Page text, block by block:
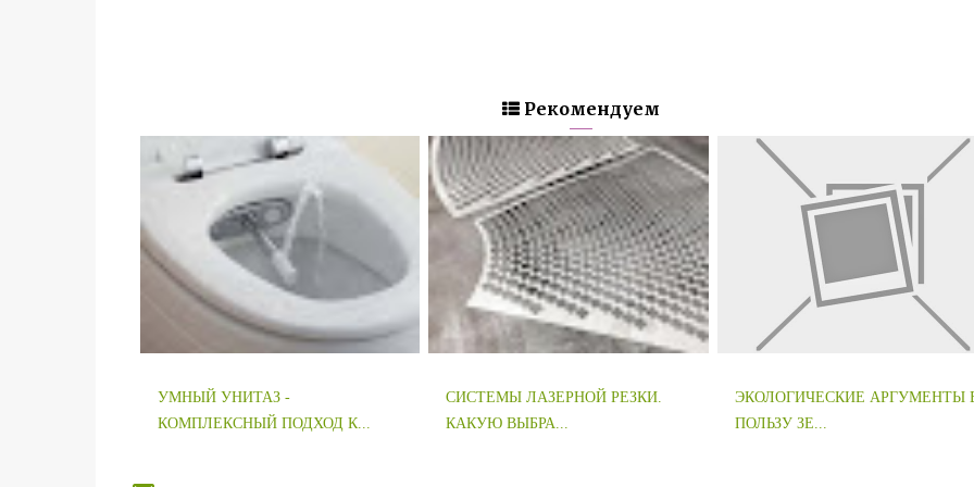
Рекомендуем
УМНЫЙ УНИТАЗ -
КОМПЛЕКСНЫЙ ПОДХОД К...
СИСТЕМЫ ЛАЗЕРНОЙ РЕЗКИ.
КАКУЮ ВЫБРА...
ЭКОЛОГИЧЕСКИЕ АРГУМЕНТЫ
ПОЛЬЗУ ЗЕ...